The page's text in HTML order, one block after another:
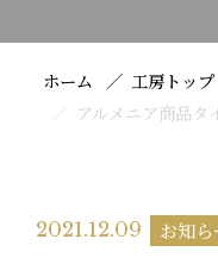
ホーム 工房トップ
アルメニア商品タ
2021.12.09 お知ら